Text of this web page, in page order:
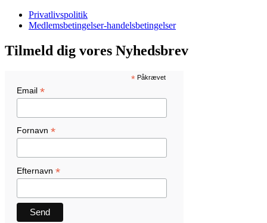
Privatlivspolitik
Medlemsbetingelser-handelsbetingelser
Tilmeld dig vores Nyhedsbrev
*Påkrævet
Email *
Fornavn *
Efternavn *